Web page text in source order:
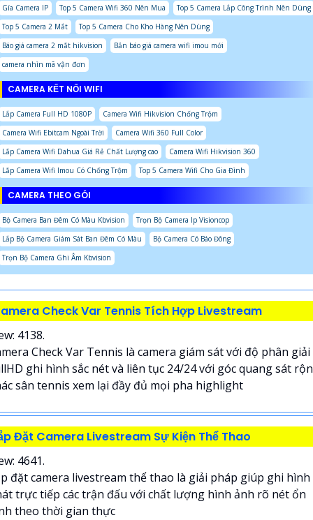
Gía Camera IP Top 5 Camera Wifi 360 Nên Mua
Top 5 Camera Lắp Công Trình Nên Dùng
Top 5 Camera 2 Mắt
Top 5 Camera Cho Kho Hàng Nên Dùng
Báo giá camera 2 mắt hikvision
Bản báo giá camera wifi imou mới
camera nhìn mã vận đơn
CAMERA KẾT NỐI WIFI
Lắp Camera Full HD 1080P
Camera Wifi Hikvision Chống Trộm
Camera Wifi Ebitcam Ngoài Trời
Camera Wifi 360 Full Color
Lắp Camera Wifi Dahua Giá Rẻ Chất Lượng cao
Camera Wifi Hikvision 360
Lắp Camera Wifi Imou Có Chống Trộm
Top 5 Camera Wifi Cho Gia Đình
CAMERA THEO GÓI
Bộ Camera Ban Đêm Có Màu Kbvision
Trọn Bộ Camera Ip Visioncop
Lắp Bộ Camera Giám Sát Ban Đêm Có Màu
Bộ Camera Có Báo Đông
Trọn Bộ Camera Ghi Âm Kbvision
Check Var Tennis Tích Hợp Livestream
4138.
Check Var Tennis là camera giám sát với độ phân giải
ghi hình sắc nét và liên tục 24/24 với góc quang sát
sân tennis xem lại đầy đủ mọi pha highlight
Đặt Camera Livestream Sự Kiện Thể Thao
4641.
đặt camera livestream thể thao là giải pháp giúp ghi hình
trực tiếp các trận đấu với chất lượng hình ảnh rõ nét ổn
theo thời gian thực